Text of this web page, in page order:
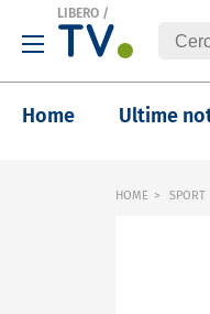
LIBERO /
Home Ultime
HOME SPORT